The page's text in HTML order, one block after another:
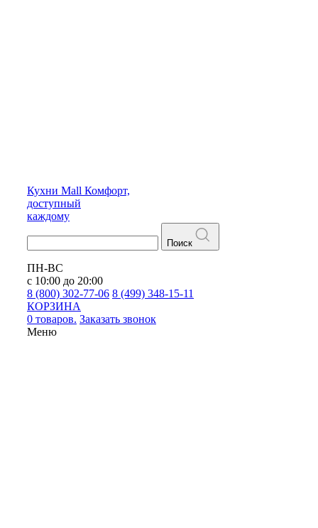
Кухни Mall Комфорт,
доступный
каждому
Поиск
ПН-ВС
с 10:00 до 20:00
8 (800) 302-77-06 8 (499) 348-15-11
КОРЗИНА
0 товаров. Заказать звонок
Меню